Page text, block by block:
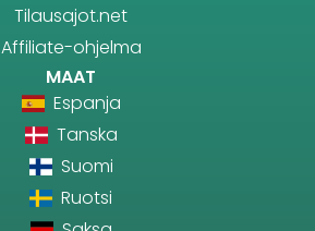
Tilausajot.net
Affiliate-ohjelma
MAAT
Espanja
Tanska
Suomi
Ruotsi